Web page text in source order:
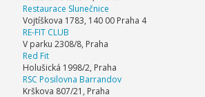
Restaurace Slunečnice
Vojtíškova 1783, 140 00 Praha 4
RE-FIT CLUB
V parku 2308/8, Praha
Red Fit
Holušická 1998/2, Praha
RSC Posilovna Barrandov
Krškova 807/21, Praha